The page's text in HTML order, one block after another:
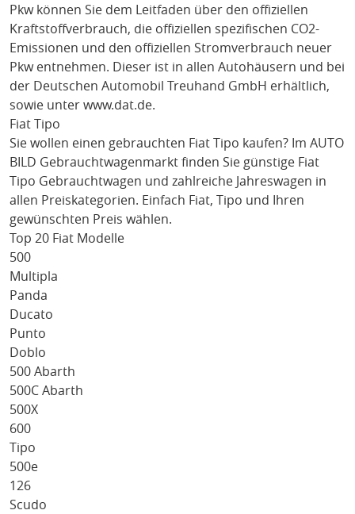
Pkw können Sie dem Leitfaden über den offiziellen
Kraftstoffverbrauch, die offiziellen spezifischen CO2-
Emissionen und den offiziellen Stromverbrauch neuer
Pkw entnehmen. Dieser ist in allen Autohäusern und bei
der Deutschen Automobil Treuhand GmbH erhältlich,
sowie unter www.dat.de.
Fiat Tipo
Sie wollen einen gebrauchten Fiat Tipo kaufen? Im AUTO
BILD Gebrauchtwagenmarkt finden Sie günstige Fiat
Tipo Gebrauchtwagen und zahlreiche Jahreswagen in
allen Preiskategorien. Einfach Fiat, Tipo und Ihren
gewünschten Preis wählen.
Top 20 Fiat Modelle
500
Multipla
Panda
Ducato
Punto
Doblo
500 Abarth
500C Abarth
500X
600
Tipo
500e
126
Scudo